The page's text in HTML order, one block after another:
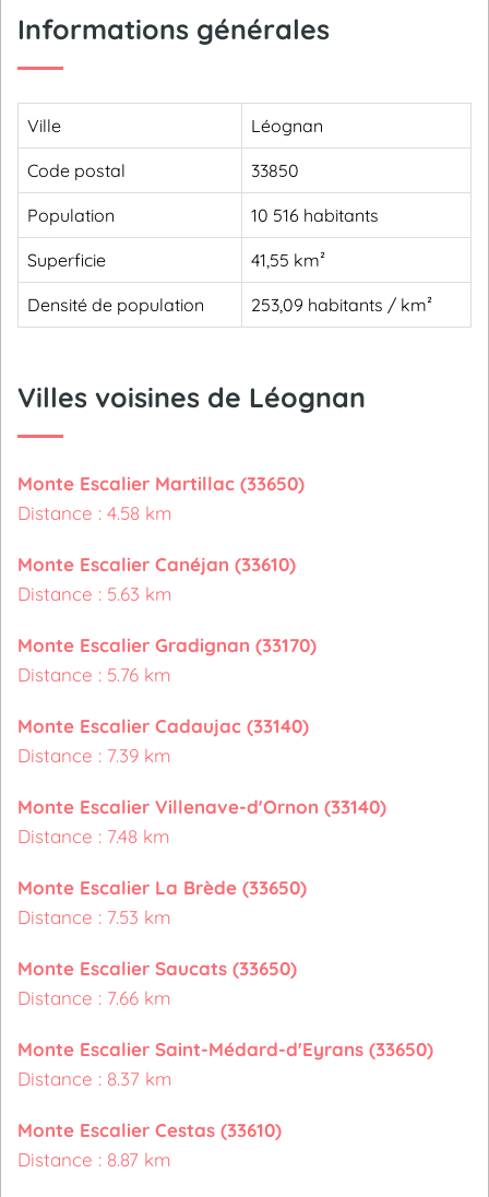
Informations générales
Ville Léognan
Code postal 33850
Population 10 516 habitants
Superficie 41,55 km²
Densité de population 253,09 habitants / km²
Villes voisines de Léognan
Monte Escalier Martillac (33650)
Distance : 4.58 km
Monte Escalier Canéjan (33610)
Distance : 5.63 km
Monte Escalier Gradignan (33170)
Distance : 5.76 km
Monte Escalier Cadaujac (33140)
Distance : 7.39 km
Monte Escalier Villenave-d'Ornon (33140)
Distance : 7.48 km
Monte Escalier La Brède (33650)
Distance : 7.53 km
Monte Escalier Saucats (33650)
Distance : 7.66 km
Monte Escalier Saint-Médard-d'Eyrans (33650)
Distance : 8.37 km
Monte Escalier Cestas (33610)
Distance : 8.87 km